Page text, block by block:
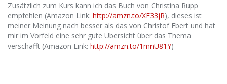
Zusätzlich zum Kurs kann ich das Buch von Christina Rupp
empfehlen (Amazon Link: http://amzn.to/XF33jR), dieses ist
meiner Meinung nach besser als das von Christof Ebert und hat
mir im Vorfeld eine sehr gute Übersicht über das Thema
verschafft (Amazon Link: http://amzn.to/1mnU81Y)